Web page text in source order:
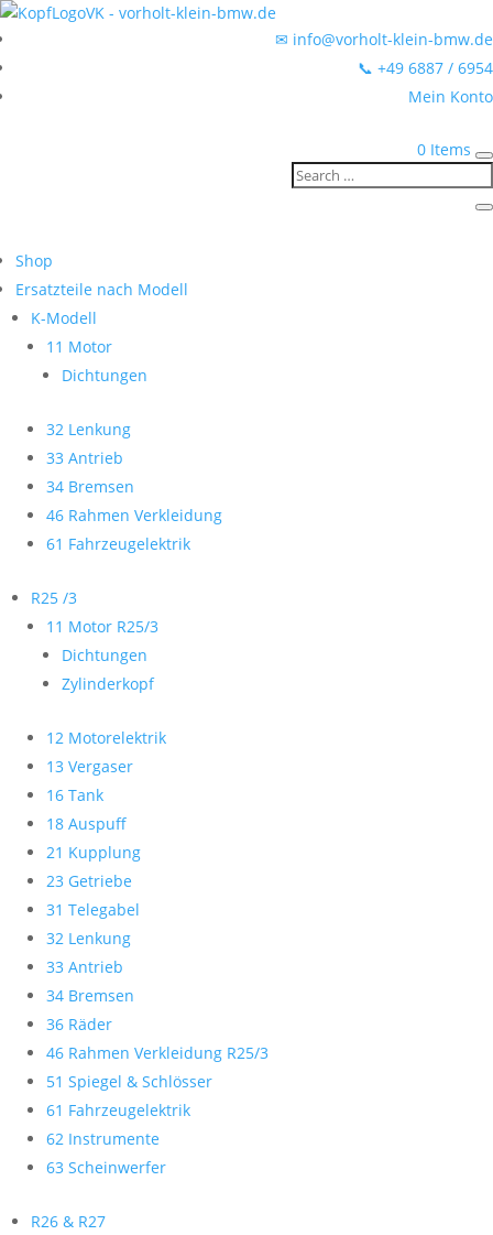
✉ info@vorholt-klein-bmw.de
📞 +49 6887 / 6954
Mein Konto
0 Items
Shop
Ersatzteile nach Modell
K-Modell
11 Motor
Dichtungen
32 Lenkung
33 Antrieb
34 Bremsen
46 Rahmen Verkleidung
61 Fahrzeugelektrik
R25 /3
11 Motor R25/3
Dichtungen
Zylinderkopf
12 Motorelektrik
13 Vergaser
16 Tank
18 Auspuff
21 Kupplung
23 Getriebe
31 Telegabel
32 Lenkung
33 Antrieb
34 Bremsen
36 Räder
46 Rahmen Verkleidung R25/3
51 Spiegel & Schlösser
61 Fahrzeugelektrik
62 Instrumente
63 Scheinwerfer
R26 & R27